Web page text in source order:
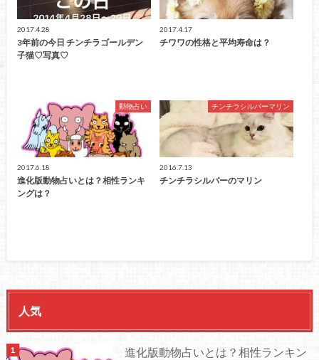
2017.4.28
3年前の今日 チンチラゴールデン
子猫♡写真♡
2017.4.17
チワワの性格と平均寿命は？
動物占い
2017.6.18
進化版動物占いとは？相性ランキ
ングは？
チンチラシルバーマリン
2016.7.13
チンチラシルバーのマリン
人気
進化版動物占いとは？相性ランキン